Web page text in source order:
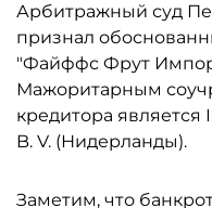
Арбитражный суд
признал
"Файффс Фрут
Мажоритарным
кредитора является
B. V. (Нидерланды).
Заметим, что